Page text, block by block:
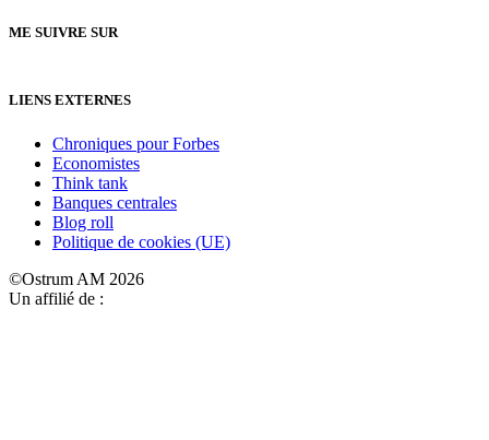
ME SUIVRE SUR
LIENS EXTERNES
Chroniques pour Forbes
Economistes
Think tank
Banques centrales
Blog roll
Politique de cookies (UE)
©Ostrum AM 2026
Un affilié de :